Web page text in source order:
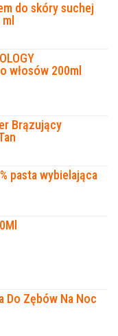
do skóry suchej
włosów 200ml
Brązujący
pasta wybielająca
Do Zębów Na Noc